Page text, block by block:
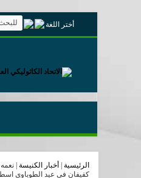
أختر اللغة
الرئيسية أخبار الكنيسة |
كفيفان في عيد الطوباوي